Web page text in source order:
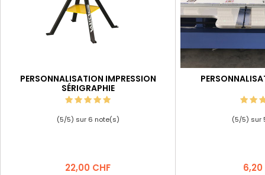
PERSONNALISATION IMPRESSION
SÉRIGRAPHIE
(5/5) sur 6 note(s)
Prix
22,00 CHF
(5/5) sur
Prix
6,20